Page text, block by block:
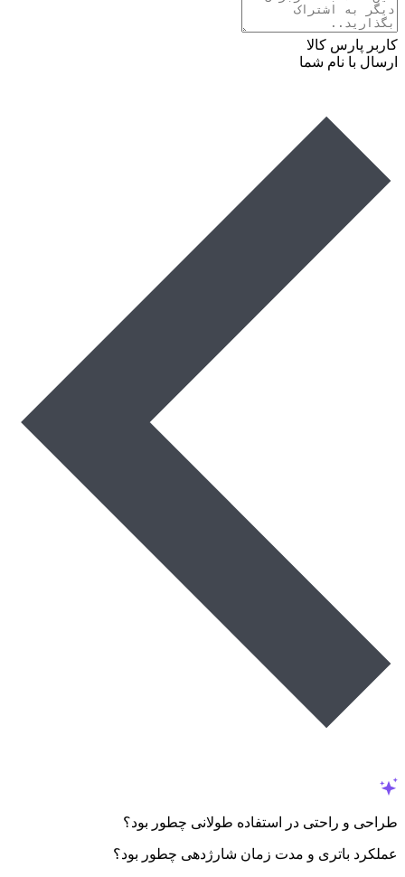
کاربر پارس کالا
ارسال با نام شما
طراحی و راحتی در استفاده طولانی چطور بود؟
عملکرد باتری و مدت زمان شارژدهی چطور بود؟